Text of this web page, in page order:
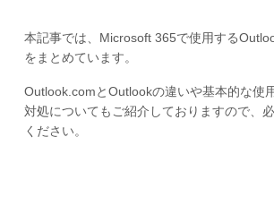
本記事では、Microsoft 365で使用する
をまとめています。
Outlook.comとOutlookの違いや基本的な使
対処についてもご紹介しておりますので、
ください。